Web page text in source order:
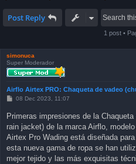
Post Reply
1 post •
simonuca
Super Moderador
Airflo Airtex PRO: Chaqueta de vadeo
P
s
t
08 Dec 2023, 11:07
Primeras impresiones de la
rain jacket) de la marca Airflo,
Airtex Pro Wading está diseñada
esta nueva gama de ropa se han
mejor tejido y las más exquisitas